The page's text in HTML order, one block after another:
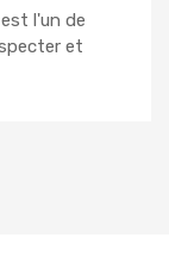
l'un de
et